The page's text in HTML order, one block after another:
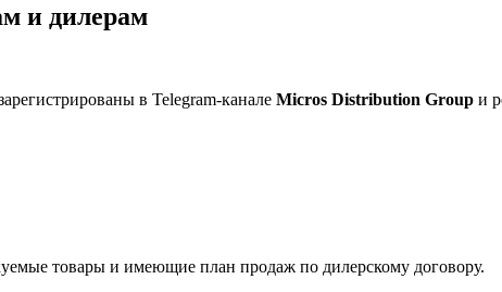
и дилерам
в Telegram-канале Micros Distribution Group и
товары и имеющие план продаж по дилерскому договору.